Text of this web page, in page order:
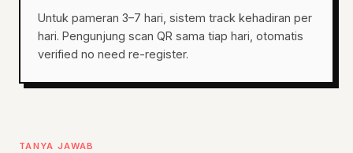
Untuk pameran 3–7 hari, sistem track kehadiran per
hari. Pengunjung scan QR sama tiap hari, otomatis
verified no need re-register.
TANYA JAWAB